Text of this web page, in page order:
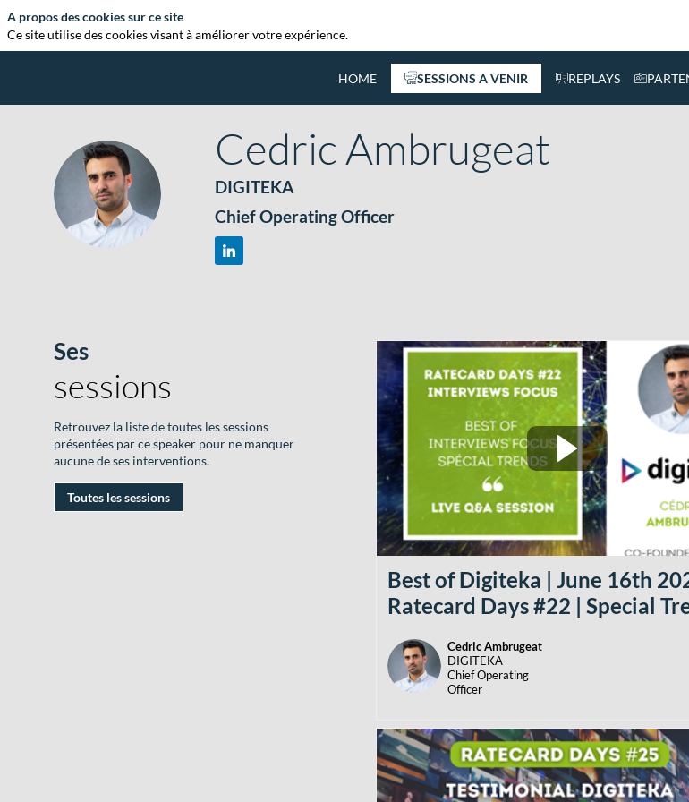
HOME SESSIONS A VENIR REPLAYS
CA
CedricAmbrugeat
DIGITEKA
Chief Operating Officer
Ses
sessions
Retrouvez la liste de toutes les sessions
présentées par ce speaker pour ne manquer
aucune de ses interventions.
Toutes les sessions
Best of Digiteka | June 16th
Ratecard Days #22 | Special
CA
Cedric Ambrugeat
DIGITEKA
Chief Operating
Officer
A propos des cookies sur ce site
Ce site utilise des cookies visant à améliorer votre expérience.